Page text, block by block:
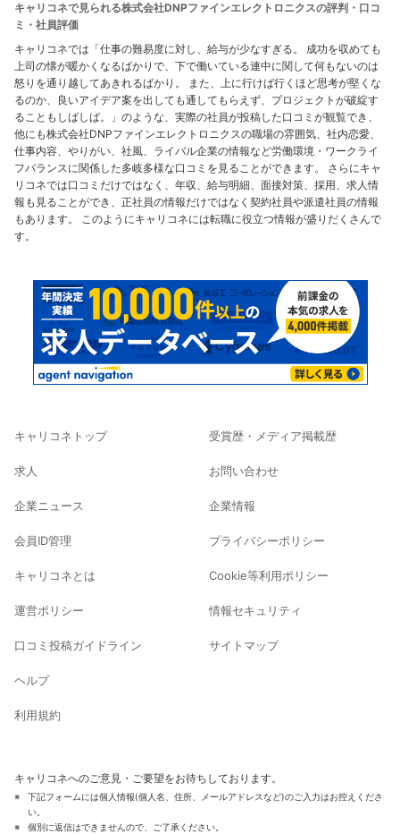
キャリコネで見られる株式会社DNPファインエレクトロニクスの評判・口コ
ミ・社員評価
キャリコネでは「仕事の難易度に対し、給与が少なすぎる。 成功を収めても
上司の懐が暖かくなるばかりで、下で働いている連中に関して何もないのは
怒りを通り越してあきれるばかり。 また、上に行けば行くほど思考が堅くな
るのか、良いアイデア案を出しても通してもらえず、プロジェクトが破綻す
ることもしばしば。」のような、実際の社員が投稿した口コミが観覧でき、
他にも株式会社DNPファインエレクトロニクスの職場の雰囲気、社内恋愛、
仕事内容、やりがい、社風、ライバル企業の情報など労働環境・ワークライ
フバランスに関係した多岐多様な口コミを見ることができます。 さらにキャ
リコネでは口コミだけではなく、年収、給与明細、面接対策、採用、求人情
報も見ることができ、正社員の情報だけではなく契約社員や派遣社員の情報
もあります。 このようにキャリコネには転職に役立つ情報が盛りだくさんで
す。
キャリコネトップ
求人
企業ニュース
会員ID管理
キャリコネとは
運営ポリシー
口コミ投稿ガイドライン
ヘルプ
利用規約
受賞歴・メディア掲載歴
お問い合わせ
企業情報
プライバシーポリシー
Cookie等利用ポリシー
情報セキュリティ
サイトマップ
キャリコネへのご意見・ご要望をお待ちしております。
下記フォームには個人情報(個人名、住所、メールアドレスなど)のご入力はお控えくださ
い。
個別に返信はできませんので、ご了承ください。